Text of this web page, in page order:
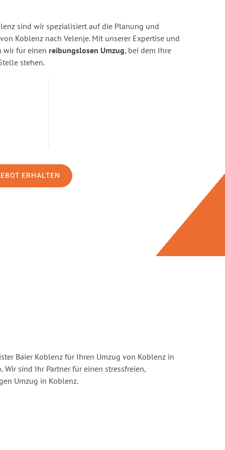
sind wir spezialisiert auf die Planung und
Koblenz nach Velenje. Mit unserer Expertise und
wir für einen reibungslosen Umzug, bei dem Ihre
stehen.
ERHALTEN
Baier Koblenz für Ihren Umzug von Koblenz in
Wir sind Ihr Partner für einen stressfreien,
Umzug in Koblenz.